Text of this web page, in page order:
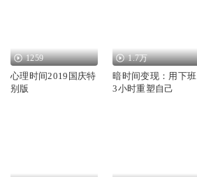
1259
心理时间2019国庆特
别版
1.7万
暗时间变现：用下班
3小时重塑自己